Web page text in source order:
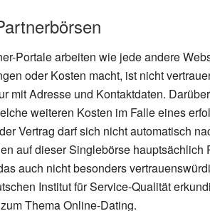
Portale arbeiten wie jede andere
oder Kosten macht, ist nicht
mit Adresse und Kontaktdaten.
weiteren Kosten im Falle eines
Vertrag darf sich nicht automatisch
auf dieser Singlebörse
auch nicht besonders
Institut für Service-Qualität
Thema Online-Dating.